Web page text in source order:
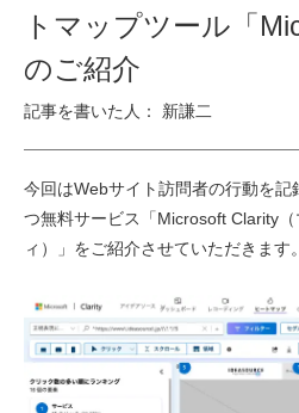
トマップツール「
のご紹介
記事を書いた人： 新謙二
今回はWebサイト訪問者の行動を記
つ無料サービス「Microsoft Clarity
ィ）」をご紹介させていただきます。